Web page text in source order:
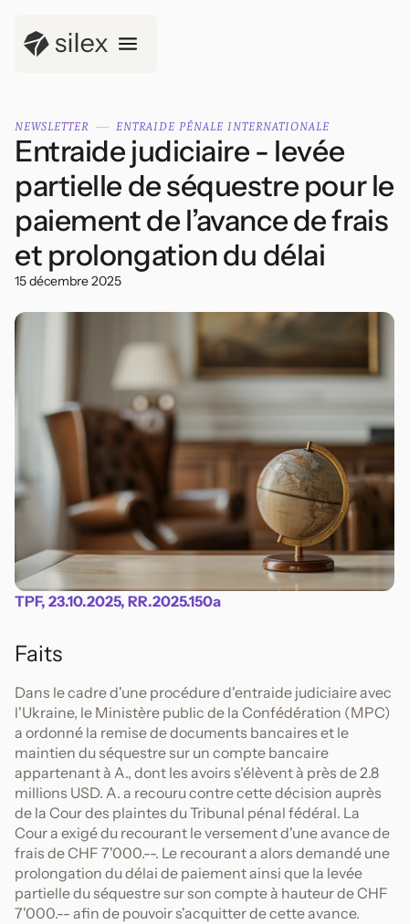
NEWSLETTER ENTRAIDE PÉNALE INTERNATIONALE
Entraide judiciaire - levée
partielle de séquestre pour le
paiement de l’avance de frais
et prolongation du délai
15 décembre 2025
TPF, 23.10.2025, RR.2025.150a
Faits
Dans le cadre d'une procédure d'entraide judiciaire avec
l'Ukraine, le Ministère public de la Confédération (MPC)
a ordonné la remise de documents bancaires et le
maintien du séquestre sur un compte bancaire
appartenant à A., dont les avoirs s'élèvent à près de 2.8
millions USD. A. a recouru contre cette décision auprès
de la Cour des plaintes du Tribunal pénal fédéral. La
Cour a exigé du recourant le versement d'une avance de
frais de CHF 7'000.--. Le recourant a alors demandé une
prolongation du délai de paiement ainsi que la levée
partielle du séquestre sur son compte à hauteur de CHF
7'000.-- afin de pouvoir s'acquitter de cette avance.